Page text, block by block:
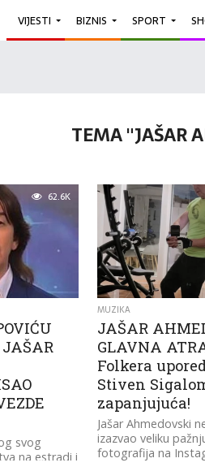
VIJESTI BIZNIS SPORT
TEMA "JAŠAR
62.6K
svog
na estradi i
MUZIKA
JAŠAR
GLAVNA
Folkera
Stiven
zapanjujuća!
Jašar Ahmedovski
izazvao veliku
fotografija na